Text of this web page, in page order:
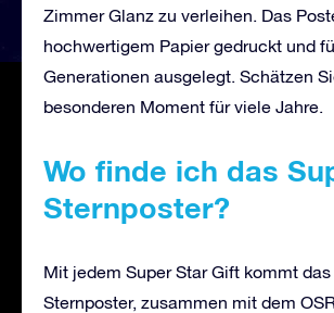
Zimmer Glanz zu verleihen. Das
hochwertigem Papier gedruckt und
Generationen ausgelegt. Schätzen
besonderen Moment für viele Jahre.
Wo finde ich das
Sternposter?
Mit jedem Super Star Gift kommt das
Sternposter, zusammen mit dem